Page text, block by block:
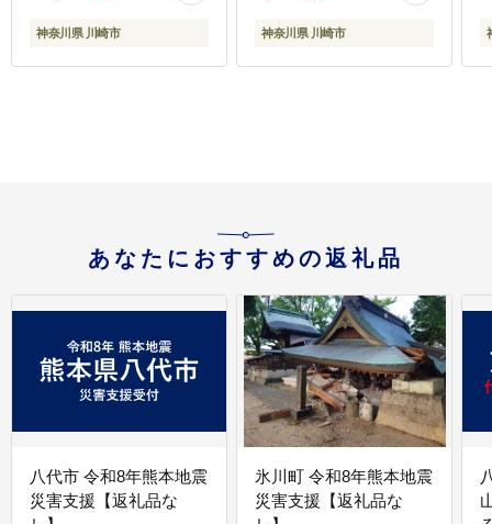
神奈川県 川崎市 神奈川県 川崎市
あなたにおすすめの返礼品
八代市 令和8年熊本地震
災害支援【返礼品な
氷川町 令和8年熊本地震
災害支援【返礼品な